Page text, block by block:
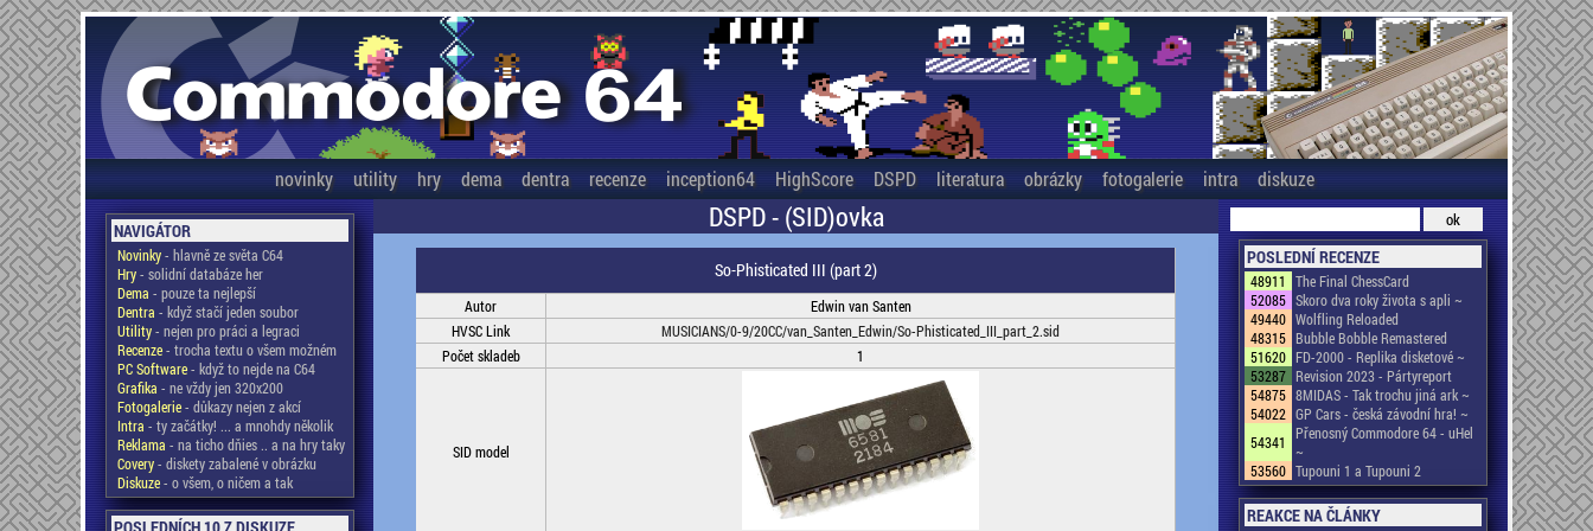
novinky utility hry dema dentra recenze inception64 HighScore DSPD literatura obrázky fotogalerie intra diskuze
NAVIGÁTOR
Novinky- hlavně ze světa C64
Hry- solidní databáze her
Dema - pouze ta nejlepší
Dentra - když stačí jeden soubor
Utility- nejen pro práci a legraci
Recenze- trocha textu o všem možném
PC Software- když to nejde na C64
Grafika - ne vždy jen 320x200
Fotogalerie- důkazy nejen z akcí
Intra - ty začátky! ... a mnohdy několik
Reklama - na ticho dňies .. a na hry taky
Covery- diskety zabalené v obrázku
Diskuze- o všem, o ničem a tak
DSPD - (SID)ovka
So-Phisticated III (part 2)
Autor
Edwin van Santen
HVSC Link
MUSICIANS/0-9/20CC/van_Santen_Edwin/So-Phisticated_III_part_2.sid
Počet skladeb
1
SID model
POSLEDNÍ RECENZE
48911
The Final ChessCard
52085 Skoro dva roky života s apli ~
49440 Wolfling Reloaded
48315 Bubble Bobble Remastered
51620 FD-2000 - Replika disketové ~
53287 Revision 2023 - Pártyreport
54875 8MIDAS - Tak trochu jiná ark ~
54022 GP Cars - česká závodní hra! ~
54341
Přenosný Commodore 64 - uHel
~
53560 Tupouni 1 a Tupouni 2
REAKCE NA ČLÁNKY